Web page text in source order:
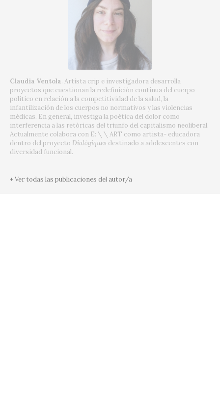
Claudia Ventola. Artista crip e investigadora desarrolla
proyectos que cuestionan la redefinición continua del cuerpo
político en relación a la competitividad de la salud, la
infantilización de los cuerpos no normativos y las violencias
médicas. En general, investiga la poética del dolor como
interferencia a las retóricas del triunfo del capitalismo neoliberal.
Actualmente colabora con E: \ \ ART como artista- educadora
dentro del proyecto Dialògiques destinado a adolescentes con
diversidad funcional.
+ Ver todas las publicaciones del autor/a